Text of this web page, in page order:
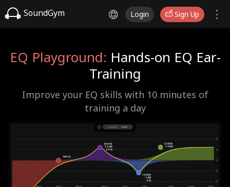
SoundGym Login Sign Up
EQ Playground: Hands-on EQ Ear-
Training
Improve your EQ skills with 10 minutes of
training a day